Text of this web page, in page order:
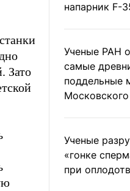
Зато
напарник F-
Ученые РАН
самые
поддельные
Ученые
«гонке
при